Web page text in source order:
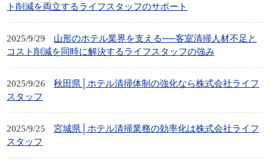
ト削減を両立するライフスタッフのサポート
2025/9/29
山形のホテル業界を支える──客室清掃人材不足と
コスト削減を同時に解決するライフスタッフの強み
2025/9/26
秋田県│ホテル清掃体制の強化なら株式会社ライフ
スタッフ
2025/9/25
宮城県│ホテル清掃業務の効率化は株式会社ライフ
スタッフ